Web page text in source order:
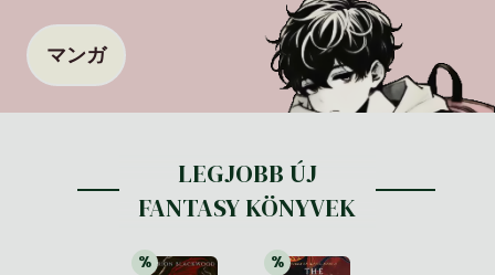
マンガ
LEGJOBB ÚJ
FANTASY KÖNYVEK
21%
% kedvezmény 21%
% kedvezmény